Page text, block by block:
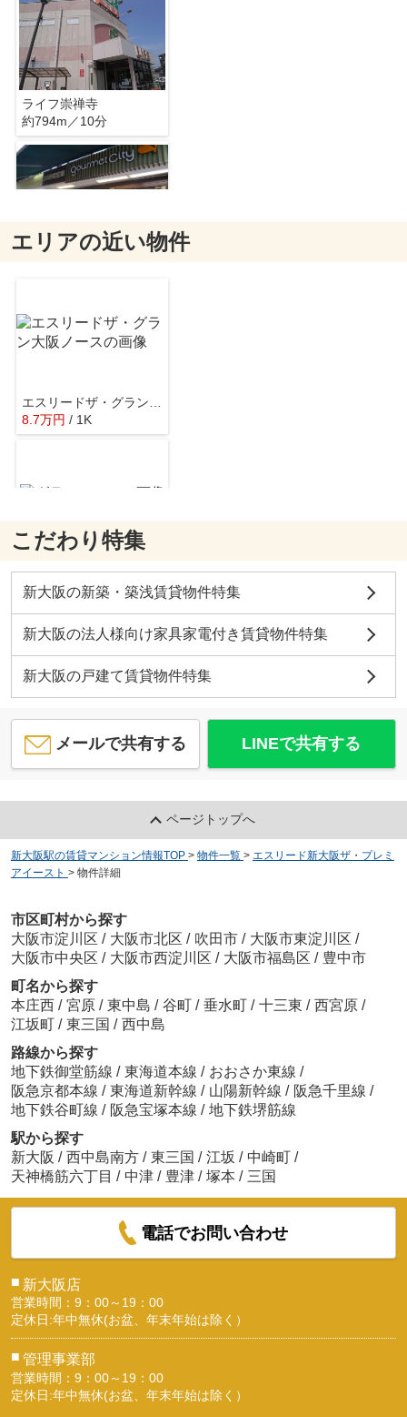
ライフ崇禅寺
約794m／10分
ローソン東淀川東中島二丁目店
約252m／4分
学校法人大原簿記専門学校大原学園大阪校1号館
約710m／9分
大阪ビューティーアート専門学校
約750m／10分
学校法人大阪滋慶学園滋慶科学大学院大学
東淀川東中島郵便局
約101m／2分
エリアの近い物件
8.7万円 / 1K
レジュールアッシュ北大阪グランドステージ
6万円 / 1K
こだわり特集
新大阪の新築・築浅賃貸物件特集
新大阪の法人様向け家具家電付き賃貸物件特集
新大阪の戸建て賃貸物件特集
メールで共有する LINEで共有する
ページトップへ
新大阪駅の賃貸マンション情報TOP > 物件一覧 > エスリード新大阪ザ・プレミ
アイースト > 物件詳細
市区町村から探す
大阪市淀川区 / 大阪市北区 / 吹田市 / 大阪市東淀川区 /
大阪市中央区 / 大阪市西淀川区 / 大阪市福島区 / 豊中市
町名から探す
本庄西 / 宮原 / 東中島 / 谷町 / 垂水町 / 十三東 / 西宮原 /
江坂町 / 東三国 / 西中島
路線から探す
地下鉄御堂筋線 / 東海道本線 / おおさか東線 /
阪急京都本線 / 東海道新幹線 / 山陽新幹線 / 阪急千里線 /
地下鉄谷町線 / 阪急宝塚本線 / 地下鉄堺筋線
駅から探す
新大阪 / 西中島南方 / 東三国 / 江坂 / 中崎町 /
天神橋筋六丁目 / 中津 / 豊津 / 塚本 / 三国
電話でお問い合わせ
■ 新大阪店
営業時間：9：00～19：00
定休日:年中無休(お盆、年末年始は除く）
■ 管理事業部
営業時間：9：00～19：00
定休日:年中無休(お盆、年末年始は除く）